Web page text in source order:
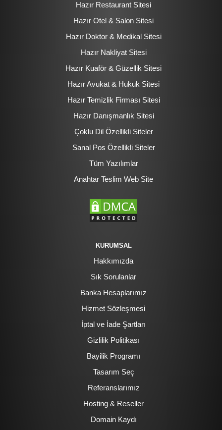
Hazır Restaurant Sitesi
Hazır Otel & Salon Sitesi
Hazır Doktor & Medikal Sitesi
Hazır Nakliyat Sitesi
Hazır Kuaför & Güzellik Sitesi
Hazır Avukat & Hukuk Sitesi
Hazır Temizlik Firması Sitesi
Hazır Danışmanlık Sitesi
Çoklu Dil Özellikli Siteler
Sanal Pos Özellikli Siteler
Tüm Yazılımlar
Anahtar Teslim Web Site
KURUMSAL
Hakkımızda
Sık Sorulanlar
Banka Hesaplarımız
Hizmet Sözleşmesi
İptal ve İade Şartları
Gizlilik Politikası
Bayilik Programı
Tasarım Seç
Referanslarımız
Hosting & Reseller
Domain Kaydı